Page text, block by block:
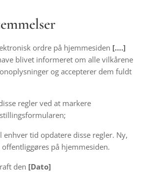
ordre på hjemmesiden [….]
blivet informeret om alle vilkårene
og accepterer dem fuldt
regler ved at markere
enhver tid opdatere disse regler. Ny,
på hjemmesiden.
den [Dato]